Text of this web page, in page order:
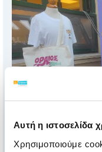
Αυτή η ιστοσελίδα
Χρησιμοποιούμε
Πληθώρα